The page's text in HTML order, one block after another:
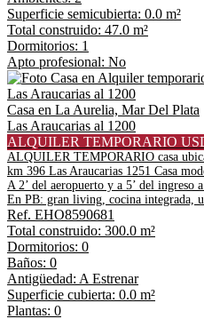
Superficie semicubierta: 0.0 m²
Total construido: 47.0 m²
Dormitorios: 1
Apto profesional: No
Casa en La Aurelia, Mar Del Plata
Las Araucarias al 1200
ALQUILER TEMPORARIO
ALQUILER TEMPORARIO casa
km 396 Las Araucarias 1251 Casa
A 2’ del aeropuerto y a 5’ del ingreso
En PB: gran living, cocina integrada,
Ref. EHO8590681
Total construido: 300.0 m²
Dormitorios: 0
Baños: 0
Antigüedad: A Estrenar
Superficie cubierta: 0.0 m²
Plantas: 0